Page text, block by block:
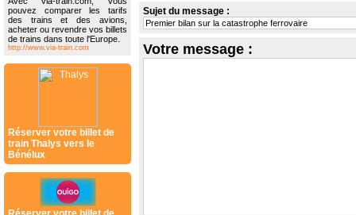
pouvez comparer les tarifs
des trains et des avions,
acheter ou revendre vos billets
de trains dans toute l'Europe.
http://www.via-train.com
Réserver votre billet de
train Thalys vers le
Bénélux
Sujet du message :
Votre message :